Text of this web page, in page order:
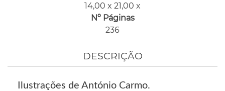
14,00 x 21,00 x
Nº Páginas
236
DESCRIÇÃO
Ilustrações de António Carmo.